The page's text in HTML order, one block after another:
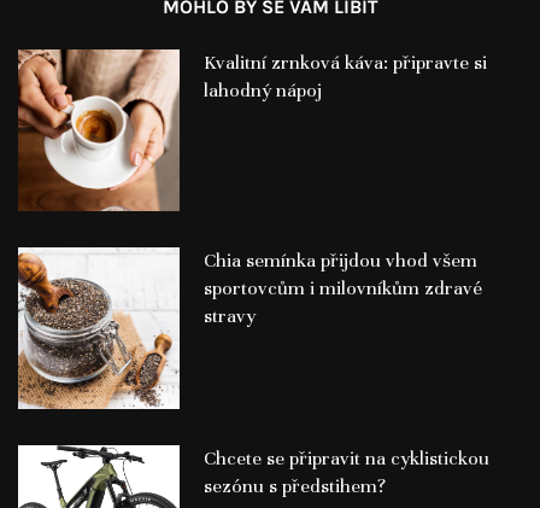
MOHLO BY SE VÁM LÍBIT
Kvalitní zrnková káva: připravte si
lahodný nápoj
Chia semínka přijdou vhod všem
sportovcům i milovníkům zdravé
stravy
Chcete se připravit na cyklistickou
sezónu s předstihem?